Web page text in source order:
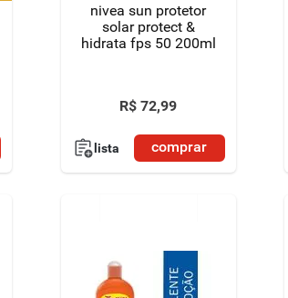
nivea sun protetor
solar protect &
hidrata fps 50 200ml
R$ 72,99
lista comprar